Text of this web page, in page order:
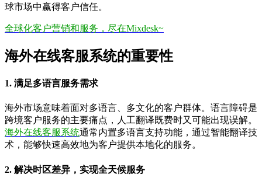
球市场中赢得客户信任。
全球化客户营销和服务，尽在Mixdesk~
海外在线客服系统的重要性
1. 满足多语言服务需求
海外市场意味着面对多语言、多文化的客户群体。语言障碍是
跨境客户服务的主要痛点，人工翻译既费时又可能出现误解。
海外在线客服系统通常内置多语言支持功能，通过智能翻译技
术，能够快速高效地为客户提供本地化的服务。
2. 解决时区差异，实现全天候服务